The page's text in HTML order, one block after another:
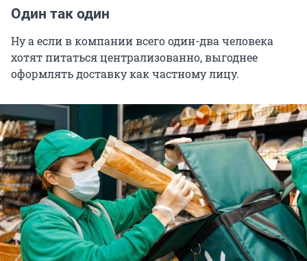
Один так один
Ну а если в компании всего один-два человека
хотят питаться централизованно, выгоднее
оформлять доставку как частному лицу.